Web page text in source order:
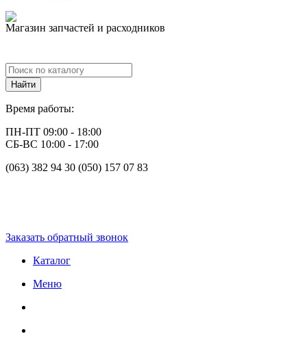
Магазин запчастей и расходников
Время работы:
ПН-ПТ 09:00 - 18:00
СБ-ВС 10:00 - 17:00
(063) 382 94 30 (050) 157 07 83
Заказать обратный звонок
Каталог
Меню